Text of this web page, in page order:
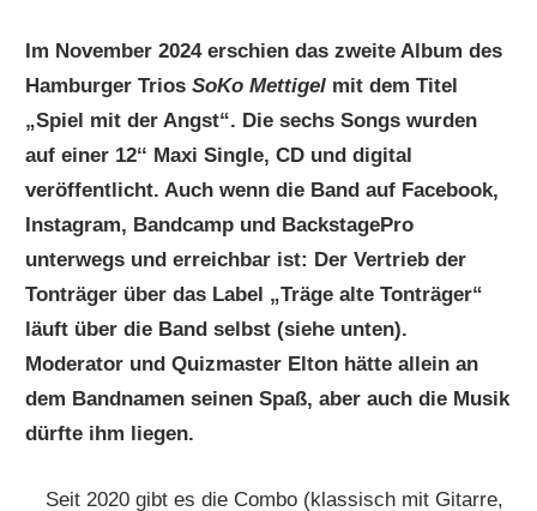
Im November 2024 erschien das zweite Album des
Hamburger TriosSoKo Mettigel mit dem Titel
„Spiel mit der Angst“. Die sechs Songs wurden
auf einer 12‘‘ Maxi Single, CD und digital
veröffentlicht. Auch wenn die Band auf Facebook,
Instagram, Bandcamp und BackstagePro
unterwegs und erreichbar ist: Der Vertrieb der
Tonträger über das Label „Träge alte Tonträger“
läuft über die Band selbst (siehe unten).
Moderator und Quizmaster Elton hätte allein an
dem Bandnamen seinen Spaß, aber auch die Musik
dürfte ihm liegen.
Seit 2020 gibt es die Combo (klassisch mit Gitarre,